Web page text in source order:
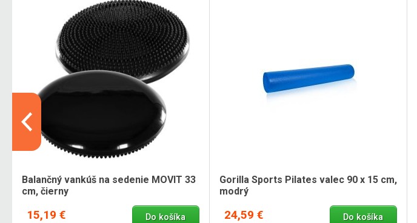
Balančný vankúš na sedenie MOVIT 33
cm, čierny
15,19 € Do košíka
Gorilla Sports Pilates valec 90 x 15 cm,
modrý
24,59 € Do košíka